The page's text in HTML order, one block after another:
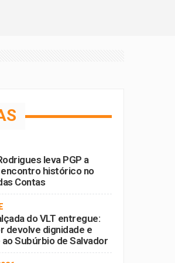
leva PGP a
histórico no
Contas
do VLT entregue:
devolve dignidade e
Subúrbio de Salvador